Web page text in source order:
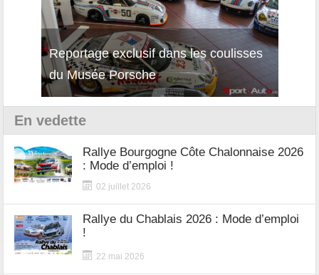
Reportage exclusif dans les coulisses
du Musée Porsche
En vedette
Rallye Bourgogne Côte Chalonnaise 2026
: Mode d’emploi !
02 juillet 2026
Rallye du Chablais 2026 : Mode d’emploi
!
22 mai 2026